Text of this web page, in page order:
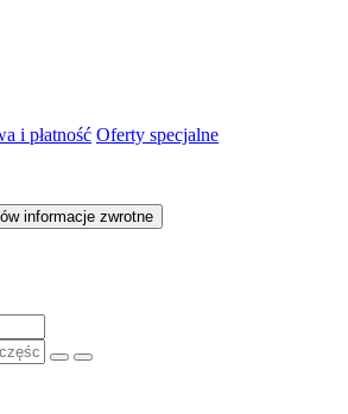
i płatność Oferty specjalne
informacje zwrotne